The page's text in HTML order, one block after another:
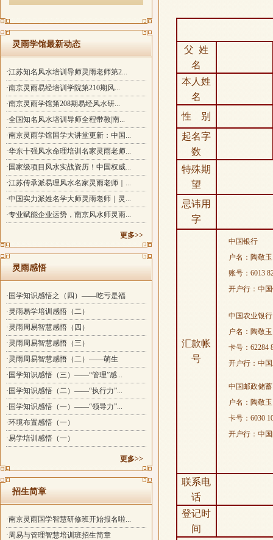
灵雨学馆最新动态
·江苏知名风水培训导师灵雨老师第2...
·南京灵雨易经培训学院第210期风...
·南京灵雨学馆第208期易经风水研...
·全国知名风水培训导师全程带教|南...
·南京灵雨学馆国学大讲堂更新：中国...
·华东十强风水命理培训名家灵雨老师...
·国家级项目风水实战资历！中国权威...
·江苏传承派易理风水名家灵雨老师｜...
·中国实力派姓名学大师灵雨老师｜灵...
·专业赋能企业运势，南京风水师灵雨...
更多>>
灵雨感悟
·国学知识感悟之（四）——吃亏是福
·灵雨易学培训感悟（二）
·灵雨周易智慧感悟（四）
·灵雨周易智慧感悟（三）
·灵雨周易智慧感悟（二）——萌生
·国学知识感悟（三）——“管理”感...
·国学知识感悟（二）——“执行力”...
·国学知识感悟（一）——“领导力”...
·环境布置感悟（一）
·易学培训感悟（一）
更多>>
招生简章
·南京灵雨国学智慧研修班开始报名啦...
·周易与管理智慧培训班招生简章
父 姓
名
本人姓
名
性 别
起名字
数
特殊期
望
忌讳用
字
汇款帐
号
中国银行
户名：陶敬玉
账号：6013
开户行：中
中国农业银行
户名：陶敬玉
卡号：62284
开户行：中
中国邮政储蓄
户名：陶敬玉
卡号：6030
开户行：中
联系电
话
登记时
间